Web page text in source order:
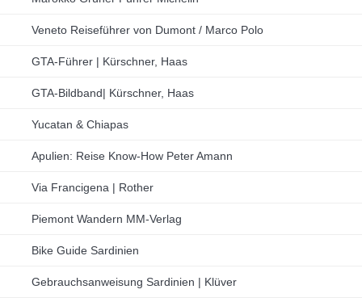
Veneto Reiseführer von Dumont / Marco Polo
GTA-Führer | Kürschner, Haas
GTA-Bildband| Kürschner, Haas
Yucatan & Chiapas
Apulien: Reise Know-How Peter Amann
Via Francigena | Rother
Piemont Wandern MM-Verlag
Bike Guide Sardinien
Gebrauchsanweisung Sardinien | Klüver